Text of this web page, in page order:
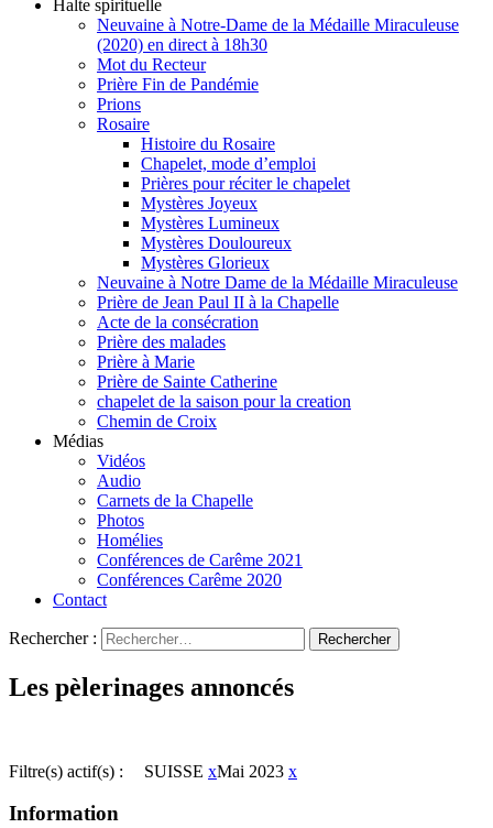
Halte spirituelle
Neuvaine à Notre-Dame de la Médaille Miraculeuse
(2020) en direct à 18h30
Mot du Recteur
Prière Fin de Pandémie
Prions
Rosaire
Histoire du Rosaire
Chapelet, mode d’emploi
Prières pour réciter le chapelet
Mystères Joyeux
Mystères Lumineux
Mystères Douloureux
Mystères Glorieux
Neuvaine à Notre Dame de la Médaille Miraculeuse
Prière de Jean Paul II à la Chapelle
Acte de la consécration
Prière des malades
Prière à Marie
Prière de Sainte Catherine
chapelet de la saison pour la creation
Chemin de Croix
Médias
Vidéos
Audio
Carnets de la Chapelle
Photos
Homélies
Conférences de Carême 2021
Conférences Carême 2020
Contact
Rechercher :
Les pèlerinages annoncés
Filtre(s) actif(s) : SUISSE xMai 2023 x
Information